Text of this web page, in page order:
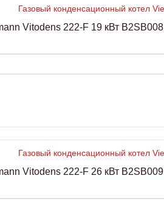
Vitodens 222-F 19 кВт B2SB008
Vitodens 222-F 26 кВт B2SB009